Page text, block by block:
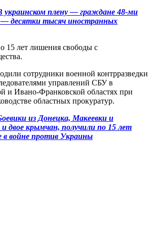
украинском плену — граждане 48-ми
десятки тысяч иностранных
15 лет лишения свободы с
сотрудники военной контрразведки
управлений СБУ в
и Ивано-Франковской областях при
областных прокуратур.
из Донецка, Макеевки и
двое крымчан, получили по 15 лет
войне против Украины